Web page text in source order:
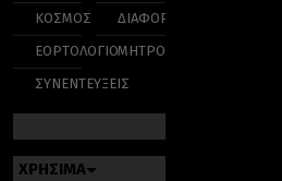
ΚΟΣΜΟΣ
ΕΟΡΤΟΛΟΓΙΟ
ΣΥΝΕΝΤΕΥΞΕΙΣ
ΔΙΑΦΟΡΑ
ΜΗΤΡΟΠΟΛΕΙΣ
ΧΡΗΣΙΜΑ